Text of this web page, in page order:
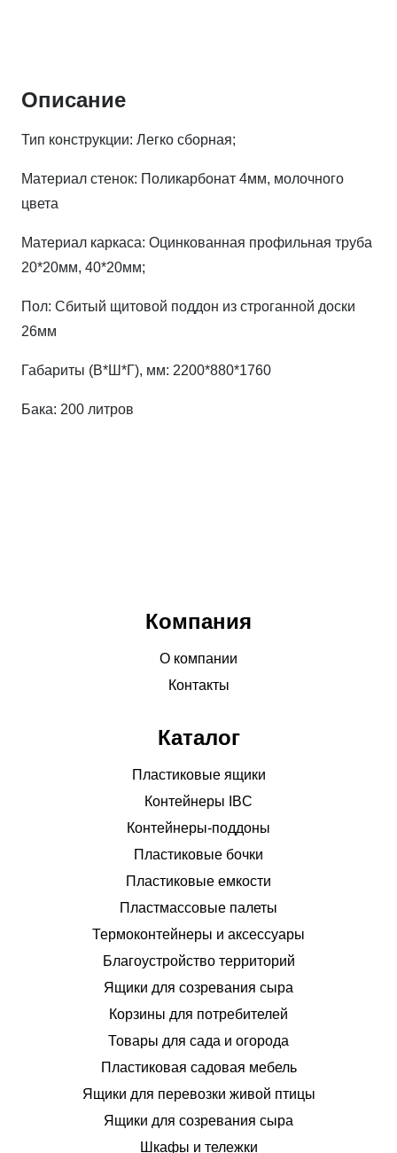
Описание
Тип конструкции: Легко сборная;
Материал стенок: Поликарбонат 4мм, молочного
цвета
Материал каркаса: Оцинкованная профильная труба
20*20мм, 40*20мм;
Пол: Сбитый щитовой поддон из строганной доски
26мм
Габариты (В*Ш*Г), мм: 2200*880*1760
Бака: 200 литров
Компания
О компании
Контакты
Каталог
Пластиковые ящики
Контейнеры IBC
Контейнеры-поддоны
Пластиковые бочки
Пластиковые емкости
Пластмассовые палеты
Термоконтейнеры и аксессуары
Благоустройство территорий
Ящики для созревания сыра
Корзины для потребителей
Товары для сада и огорода
Пластиковая садовая мебель
Ящики для перевозки живой птицы
Ящики для созревания сыра
Шкафы и тележки